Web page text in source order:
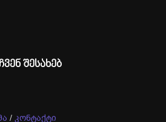
ჩვენ შესახებ
/ კონტაქტი